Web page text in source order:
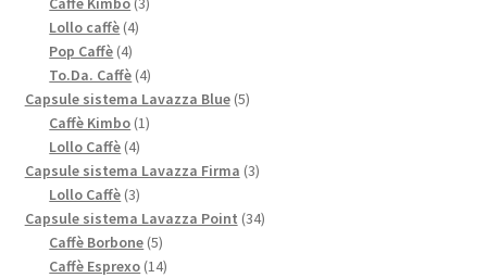
Lollo caffè 44
Pop Caffè 44
prodotti
To.Da. Caffè 44
prodotti
Capsule sistema Lavazza Blue 55
Caffè Kimbo 11
Lollo Caffè 44
prodotti
Capsule sistema Lavazza Firma 33
Lollo Caffè 33
prodotti
Capsule sistema Lavazza Point 3434
Caffè Borbone 55
prodotti
Caffè Esprexo 1414